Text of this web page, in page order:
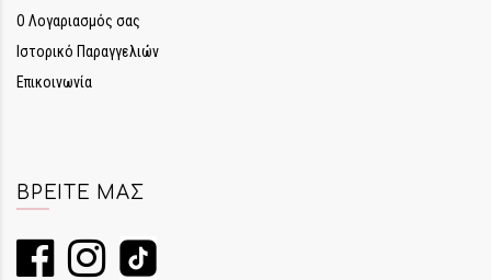
Ο Λογαριασμός σας
Ιστορικό Παραγγελιών
Επικοινωνία
ΒΡΕΊΤΕ ΜΑΣ